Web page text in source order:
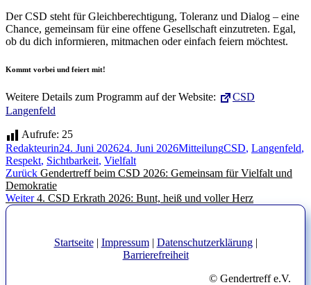
Der CSD steht für Gleichberechtigung, Toleranz und Dialog – eine
Chance, gemeinsam für eine offene Gesellschaft einzutreten. Egal,
ob du dich informieren, mitmachen oder einfach feiern möchtest.
Kommt vorbei und feiert mit!
Weitere Details zum Programm auf der Website:
CSD
Langenfeld
Aufrufe: 25
Autor
RedakteurinVeröffentlicht
am
24. Juni 202624. Juni 2026Kategorien
MitteilungSchlagwörter
CSD, Langenfeld,
Respekt, Sichtbarkeit, Vielfalt
Beitragsnavigation
Zurück Vorheriger
Beitrag:
Gendertreff beim CSD 2026: Gemeinsam für Vielfalt und
Demokratie
Weiter Nächster
4. CSD Erkrath 2026: Bunt, heiß und voller Herz
Startseite| Impressum| Datenschutzerklärung|
Barrierefreiheit
© Gendertreff e.V.